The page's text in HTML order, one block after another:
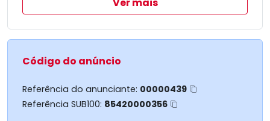
Calçadas em PaverMini MarketMini Market
Sustentabilidade
Aquecimento Solar para Piscinas, Aquecimento
Solar para Piscinas
Código do anúncio
Referência do anunciante: 00000439
Referência SUB100: 85420000356